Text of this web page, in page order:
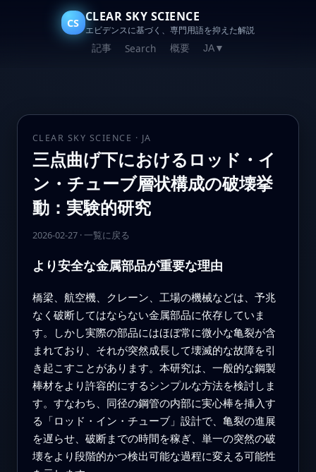
CS CLEAR SKY SCIENCE
エビデンスに基づく、専門用語を抑えた解説
記事 Search 概要 JA▼
CLEAR SKY SCIENCE · JA
三点曲げ下におけるロッド・イ
ン・チューブ層状構成の破壊挙
動：実験的研究
2026-02-27· 一覧に戻る
より安全な金属部品が重要な理由
橋梁、航空機、クレーン、工場の機械などは、予兆
なく破断してはならない金属部品に依存していま
す。しかし実際の部品にはほぼ常に微小な亀裂が含
まれており、それが突然成長して壊滅的な故障を引
き起こすことがあります。本研究は、一般的な鋼製
棒材をより許容的にするシンプルな方法を検討しま
す。すなわち、同径の鋼管の内部に実心棒を挿入す
る「ロッド・イン・チューブ」設計で、亀裂の進展
を遅らせ、破断までの時間を稼ぎ、単一の突然の破
壊をより段階的かつ検出可能な過程に変える可能性